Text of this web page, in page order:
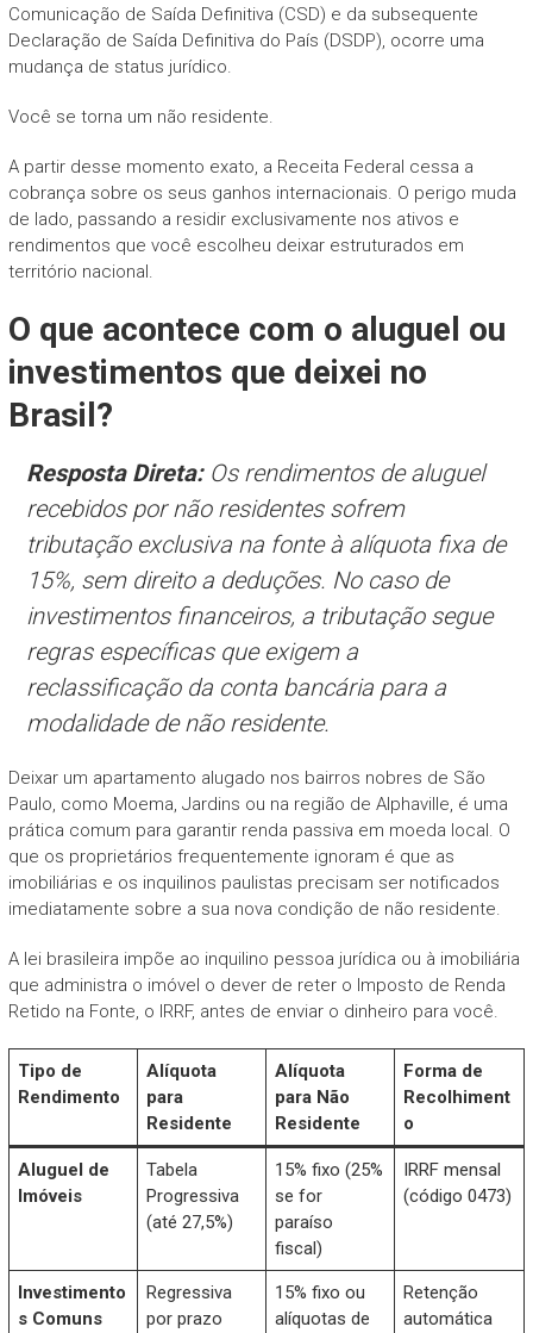
Comunicação de Saída Definitiva (CSD) e da subsequente
Declaração de Saída Definitiva do País (DSDP), ocorre uma
mudança de status jurídico.
Você se torna um não residente.
A partir desse momento exato, a Receita Federal cessa a
cobrança sobre os seus ganhos internacionais. O perigo muda
de lado, passando a residir exclusivamente nos ativos e
rendimentos que você escolheu deixar estruturados em
território nacional.
O que acontece com o aluguel ou
investimentos que deixei no
Brasil?
Resposta Direta:Os rendimentos de aluguel
recebidos por não residentes sofrem
tributação exclusiva na fonte à alíquota fixa de
15%, sem direito a deduções. No caso de
investimentos financeiros, a tributação segue
regras específicas que exigem a
reclassificação da conta bancária para a
modalidade de não residente.
Deixar um apartamento alugado nos bairros nobres de São
Paulo, como Moema, Jardins ou na região de Alphaville, é uma
prática comum para garantir renda passiva em moeda local. O
que os proprietários frequentemente ignoram é que as
imobiliárias e os inquilinos paulistas precisam ser notificados
imediatamente sobre a sua nova condição de não residente.
A lei brasileira impõe ao inquilino pessoa jurídica ou à imobiliária
que administra o imóvel o dever de reter o Imposto de Renda
Retido na Fonte, o IRRF, antes de enviar o dinheiro para você.
Tipo de
Rendimento
Alíquota
para
Residente
Alíquota
para Não
Residente
Forma de
Recolhiment
o
Aluguel de
Imóveis
Tabela
Progressiva
(até 27,5%)
15% fixo (25%
se for
paraíso
fiscal)
IRRF mensal
(código 0473)
Investimento
s Comuns
Regressiva
por prazo
15% fixo ou
alíquotas de
Retenção
automática